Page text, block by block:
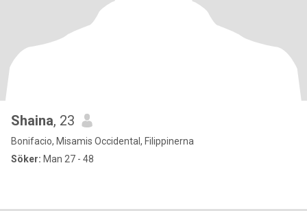
Shaina, 23
Bonifacio, Misamis Occidental, Filippinerna
Söker: Man 27 - 48